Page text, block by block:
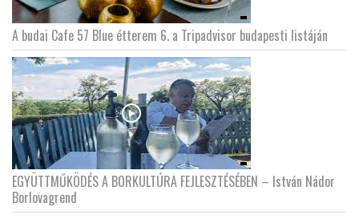
A budai Cafe 57 Blue étterem 6. a Tripadvisor budapesti listáján
EGYÜTTMŰKÖDÉS A BORKULTÚRA FEJLESZTÉSÉBEN – István Nádor
Borlovagrend